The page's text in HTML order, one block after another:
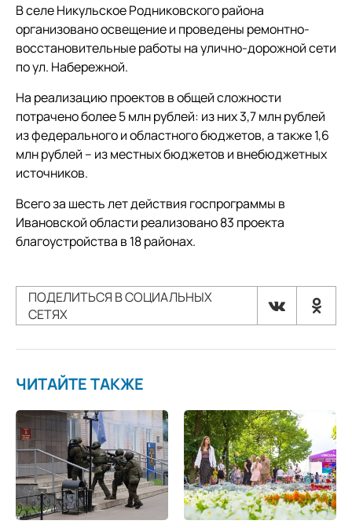
В селе Никульское Родниковского района
организовано освещение и проведены ремонтно-
восстановительные работы на улично-дорожной сети
по ул. Набережной.
На реализацию проектов в общей сложности
потрачено более 5 млн рублей: из них 3,7 млн рублей
из федерального и областного бюджетов, а также 1,6
млн рублей – из местных бюджетов и внебюджетных
источников.
Всего за шесть лет действия госпрограммы в
Ивановской области реализовано 83 проекта
благоустройства в 18 районах.
ПОДЕЛИТЬСЯ В СОЦИАЛЬНЫХ
СЕТЯХ
ЧИТАЙТЕ ТАКЖЕ